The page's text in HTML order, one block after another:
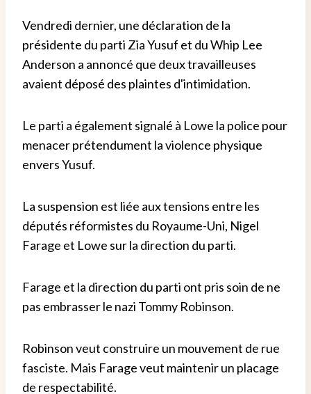
Vendredi dernier, une déclaration de la
présidente du parti Zia Yusuf et du Whip Lee
Anderson a annoncé que deux travailleuses
avaient déposé des plaintes d'intimidation.
Le parti a également signalé à Lowe la police pour
menacer prétendument la violence physique
envers Yusuf.
La suspension est liée aux tensions entre les
députés réformistes du Royaume-Uni, Nigel
Farage et Lowe sur la direction du parti.
Farage et la direction du parti ont pris soin de ne
pas embrasser le nazi Tommy Robinson.
Robinson veut construire un mouvement de rue
fasciste. Mais Farage veut maintenir un placage
de respectabilité.